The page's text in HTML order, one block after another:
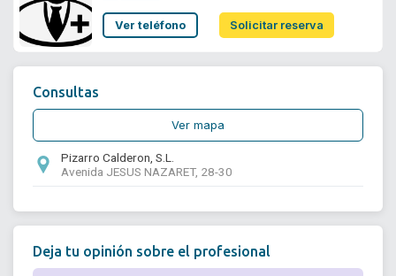
Soporte
Ver teléfono Solicitar reserva
Consultas
Ver mapa
Pizarro Calderon, S.L.
Avenida JESUS NAZARET, 28-30
Deja tu opinión sobre el profesional